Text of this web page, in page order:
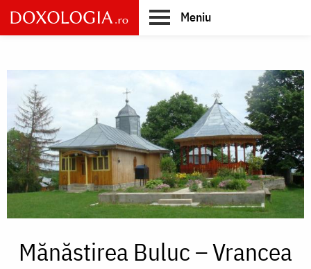
Skip
to
main
Meniu
Mănăstirea Buluc – Vrancea